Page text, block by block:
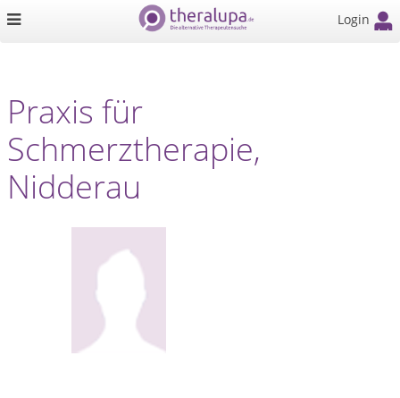
Login
Praxis für
Schmerztherapie,
Nidderau